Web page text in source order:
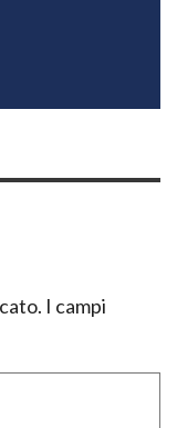
I campi